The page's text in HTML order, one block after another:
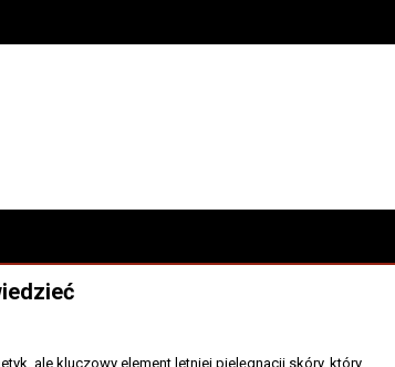
techniczne, bezpieczeństwo i konserwacja
ale kluczowy element letniej pielęgnacji skóry, który